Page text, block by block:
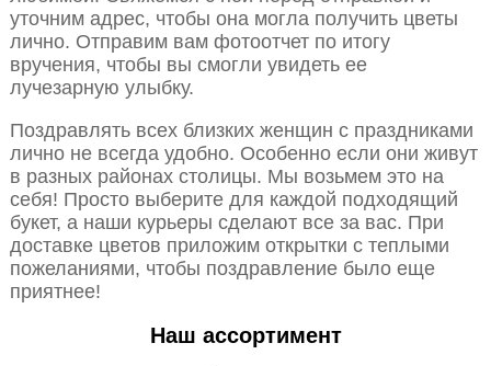
уточним адрес, чтобы она могла получить цветы
лично. Отправим вам фотоотчет по итогу
вручения, чтобы вы смогли увидеть ее
лучезарную улыбку.
Поздравлять всех близких женщин с праздниками
лично не всегда удобно. Особенно если они живут
в разных районах столицы. Мы возьмем это на
себя! Просто выберите для каждой подходящий
букет, а наши курьеры сделают все за вас. При
доставке цветов приложим открытки с теплыми
пожеланиями, чтобы поздравление было еще
приятнее!
Наш ассортимент